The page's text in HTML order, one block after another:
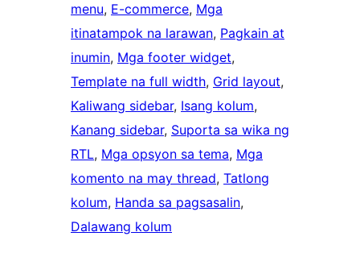
menu, E-commerce, Mga
itinatampok na larawan, Pagkain at
inumin, Mga footer widget
Template na full width, Grid layout
Kaliwang sidebar, Isang kolum
Kanang sidebar, Suporta sa wika ng
RTL, Mga opsyon sa tema, Mga
komento na may thread, Tatlong
kolum, Handa sa pagsasalin
Dalawang kolum